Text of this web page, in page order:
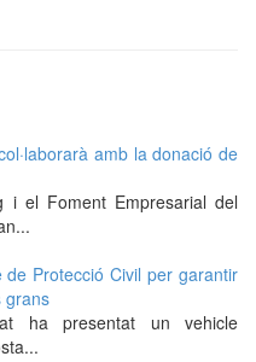
amb la donació de
i el Foment Empresarial del
de Protecció Civil per garantir
grans
ha presentat un vehicle